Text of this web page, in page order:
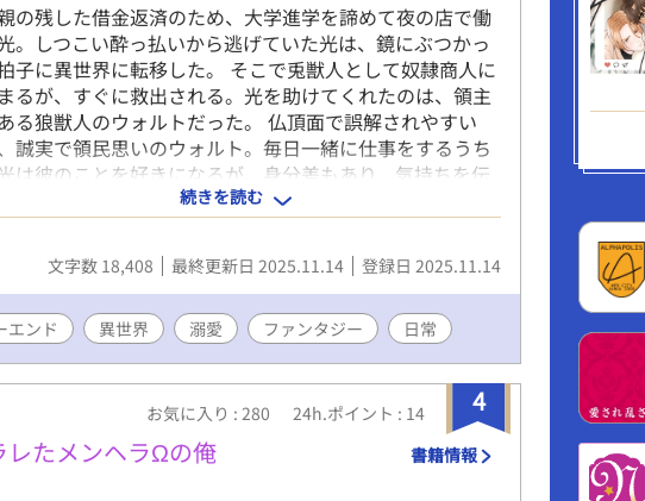
の残した借金返済のため、大学進学を諦めて夜の店で働
。しつこい酔っ払いから逃げていた光は、鏡にぶつかっ
子に異世界に転移した。 そこで兎獣人として奴隷商人に
るが、すぐに救出される。光を助けてくれたのは、領主
る狼獣人のウォルトだった。 仏頂面で誤解されやすい
誠実で領民思いのウォルト。毎日一緒に仕事をするうち
は彼のことを好きになるが、身分差もあり、気持ちを伝
たところで迷惑だろうと想いを封印する。 ある日屋敷で開
た夜会にて、ウォルトは発情を促す媚薬を盛られてしま
。同じ頃、光は狐族の男に襲われるが……。 好きなひとの
めに頑張る訳あり主人公と、不器用で一途な領主さまの恋
ります。
続きを読む
文字数 18,408 最終更新日 2025.11.14 登録日 2025.11.14
エンド 異世界 溺愛 ファンタジー 日常
4
お気に入り : 280 24h.ポイント : 14
レたメンヘラΩの俺 書籍情報